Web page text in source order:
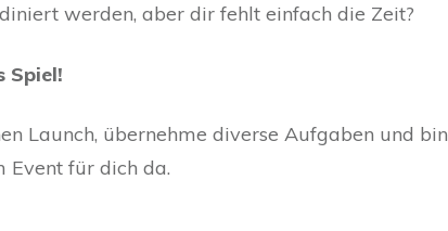
werden, aber dir fehlt einfach die Zeit?
Spiel!
Launch, übernehme diverse Aufgaben und bin
Event für dich da.